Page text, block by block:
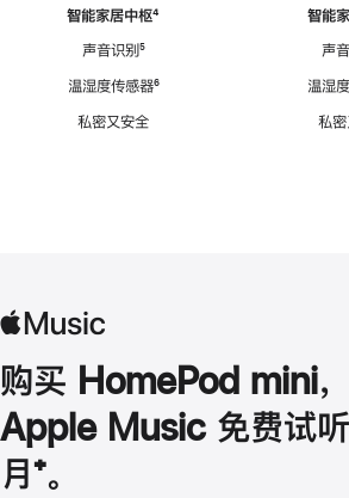
智能家居中枢脚
⁴
声音识别脚
⁵
温湿度传感器脚
⁶
私密又安全
智能
声
温湿
私
购买 HomePod mini，
Apple Music 免费试
月 脚
⁺。